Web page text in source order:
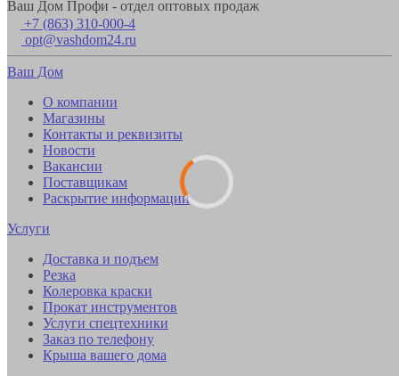
Ваш Дом Профи - отдел оптовых продаж
+7 (863) 310-000-4
opt@vashdom24.ru
Ваш Дом
О компании
Магазины
Контакты и реквизиты
Новости
Вакансии
Поставщикам
Раскрытие информации
Услуги
Доставка и подъем
Резка
Колеровка краски
Прокат инструментов
Услуги спецтехники
Заказ по телефону
Крыша вашего дома